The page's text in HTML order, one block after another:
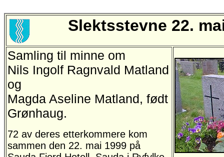
Slektsstevne 22.
Samling til minne om
Nils Ingolf Ragnvald Matland
og
Magda Aseline Matland, født
Grønhaug.
72 av deres etterkommere kom
sammen den 22. mai 1999 på